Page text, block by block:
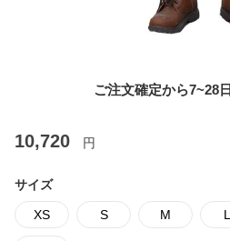
ご注文確定から7~28
10,720 円
サイズ
XS S M L